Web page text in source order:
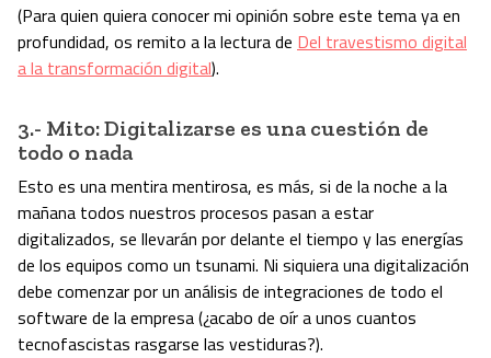
(Para quien quiera conocer mi opinión sobre este tema ya en
profundidad, os remito a la lectura de Del travestismo digital
a la transformación digital).
3.- Mito: Digitalizarse es una cuestión de
todo o nada
Esto es una mentira mentirosa, es más, si de la noche a la
mañana todos nuestros procesos pasan a estar
digitalizados, se llevarán por delante el tiempo y las energías
de los equipos como un tsunami. Ni siquiera una digitalización
debe comenzar por un análisis de integraciones de todo el
software de la empresa (¿acabo de oír a unos cuantos
tecnofascistas rasgarse las vestiduras?).